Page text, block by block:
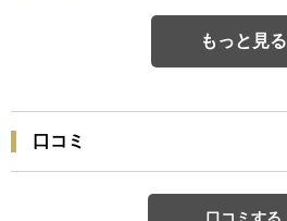
もっと見る
口コミ